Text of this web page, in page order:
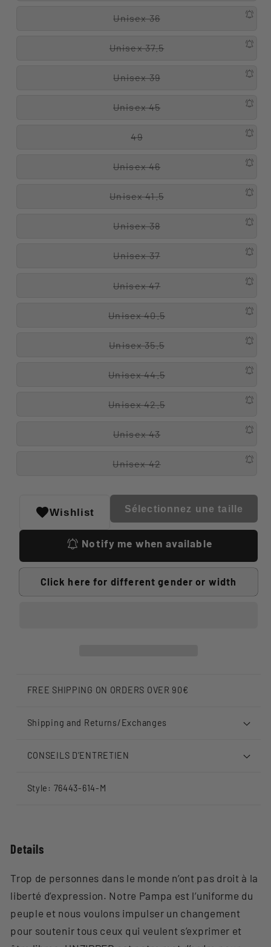
Unisex 36
Unisex 37.5
Unisex 39
Unisex 45
49
Unisex 46
Unisex 41.5
Unisex 38
Unisex 37
Unisex 47
Unisex 40.5
Unisex 35.5
Unisex 44.5
Unisex 42.5
Unisex 43
Unisex 42
Wishlist Sélectionnez une taille
Notify me when available
Click here for different gender or width
FREE SHIPPING ON ORDERS OVER 90€
Shipping and Returns/Exchanges
CONSEILS D’ENTRETIEN
Style: 76443-614-M
Details
Trop de personnes dans le monde n’ont pas droit à la
liberté d’expression. Notre Pampa est l’uniforme du
peuple et nous voulons impulser un changement
pour soutenir tous ceux qui veulent s’exprimer et